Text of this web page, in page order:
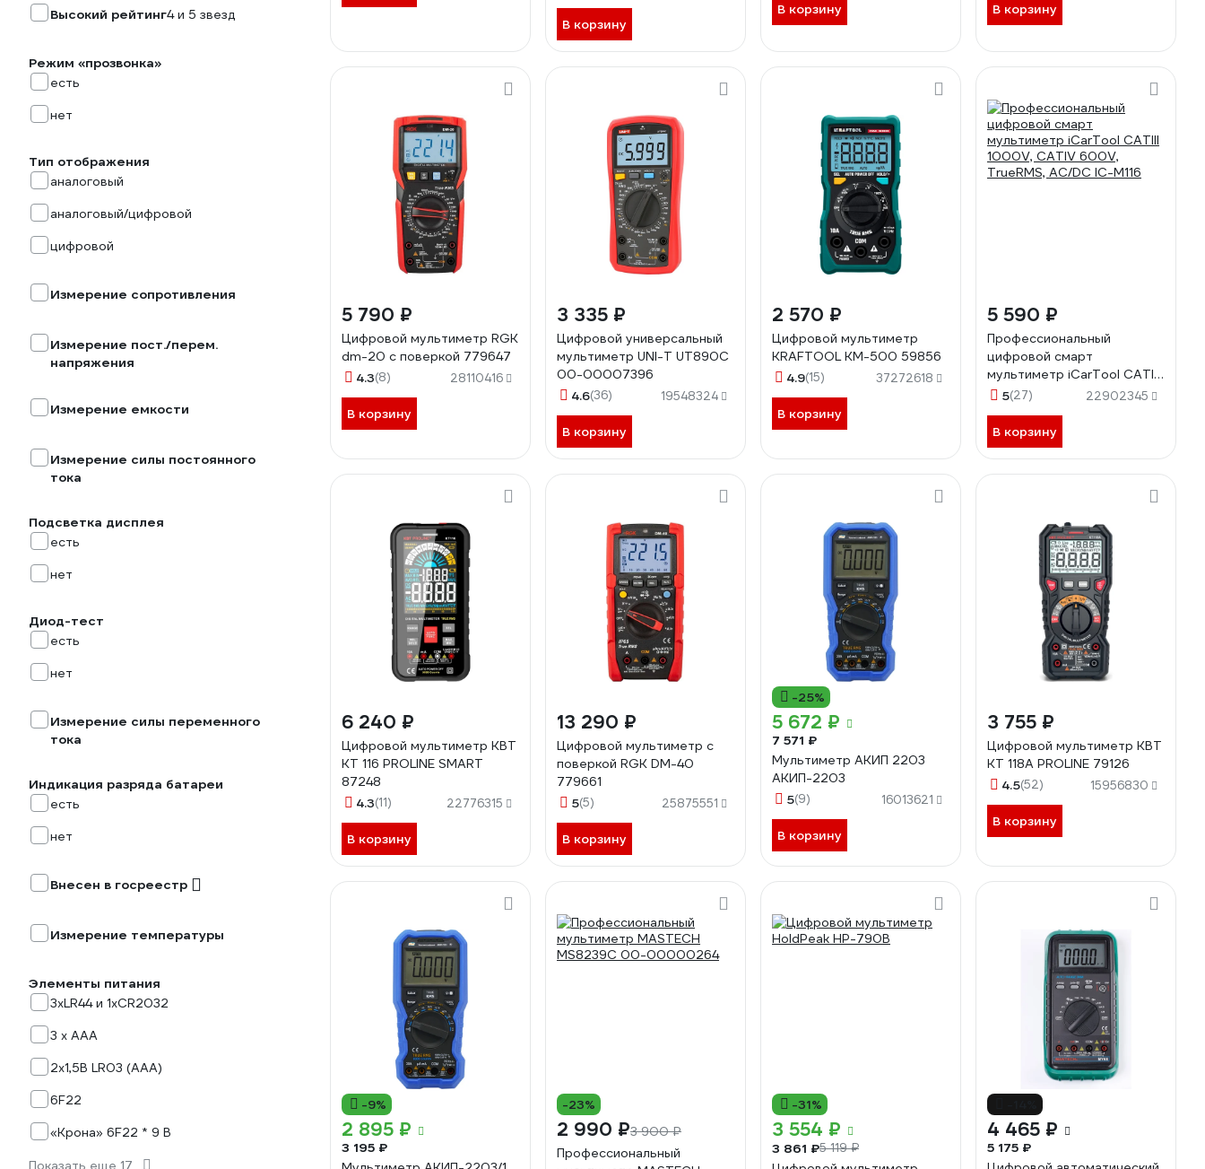
Высокий рейтинг4 и 5 звезд
Режим «прозвонка»
есть
нет
Тип отображения
аналоговый
аналоговый/цифровой
цифровой
Измерение сопротивления
Измерение пост./перем.
напряжения
Измерение емкости
Измерение силы постоянного
тока
Подсветка дисплея
есть
нет
Диод-тест
есть
нет
Измерение силы переменного
тока
Индикация разряда батареи
есть
нет
Внесен в госреестр
Измерение температуры
Элементы питания
3хLR44 и 1хCR2032
3 x AAA
2х1,5В LR03 (ААА)
6F22
«Крона» 6F22 * 9 B
Показать еще 17
В корзину
В корзину В корзину
5 790 ₽
Цифровой мультиметр RGK
dm-20 с поверкой 779647
4.3(8) 28110416
В корзину
3 335 ₽
Цифровой универсальный
мультиметр UNI-T UT890C
00-00007396
4.6(36) 19548324
В корзину
2 570 ₽
Цифровой мультиметр
KRAFTOOL KM-500 59856
4.9(15) 37272618
В корзину
5 590 ₽
Профессиональный
цифровой смарт
мультиметр iCarTool CATIII
1000V, СATIV 600V,
5(27) 22902345
В корзину
6 240 ₽
Цифровой мультиметр КВТ
KT 116 PROLINE SMART
87248
4.3(11) 22776315
В корзину
13 290 ₽
Цифровой мультиметр с
поверкой RGK DM-40
779661
5(5) 25875551
В корзину
-25%
5 672 ₽
7 571 ₽
Мультиметр АКИП 2203
АКИП-2203
5(9) 16013621
В корзину
3 755 ₽
Цифровой мультиметр КВТ
KT 118A PROLINE 79126
4.5(52) 15956830
В корзину
-9%
2 895 ₽
3 195 ₽
-23%
2 990 ₽3 900 ₽
Профессиональный
-31%
3 554 ₽
3 861 ₽5 119 ₽
4 465 ₽
5 175 ₽